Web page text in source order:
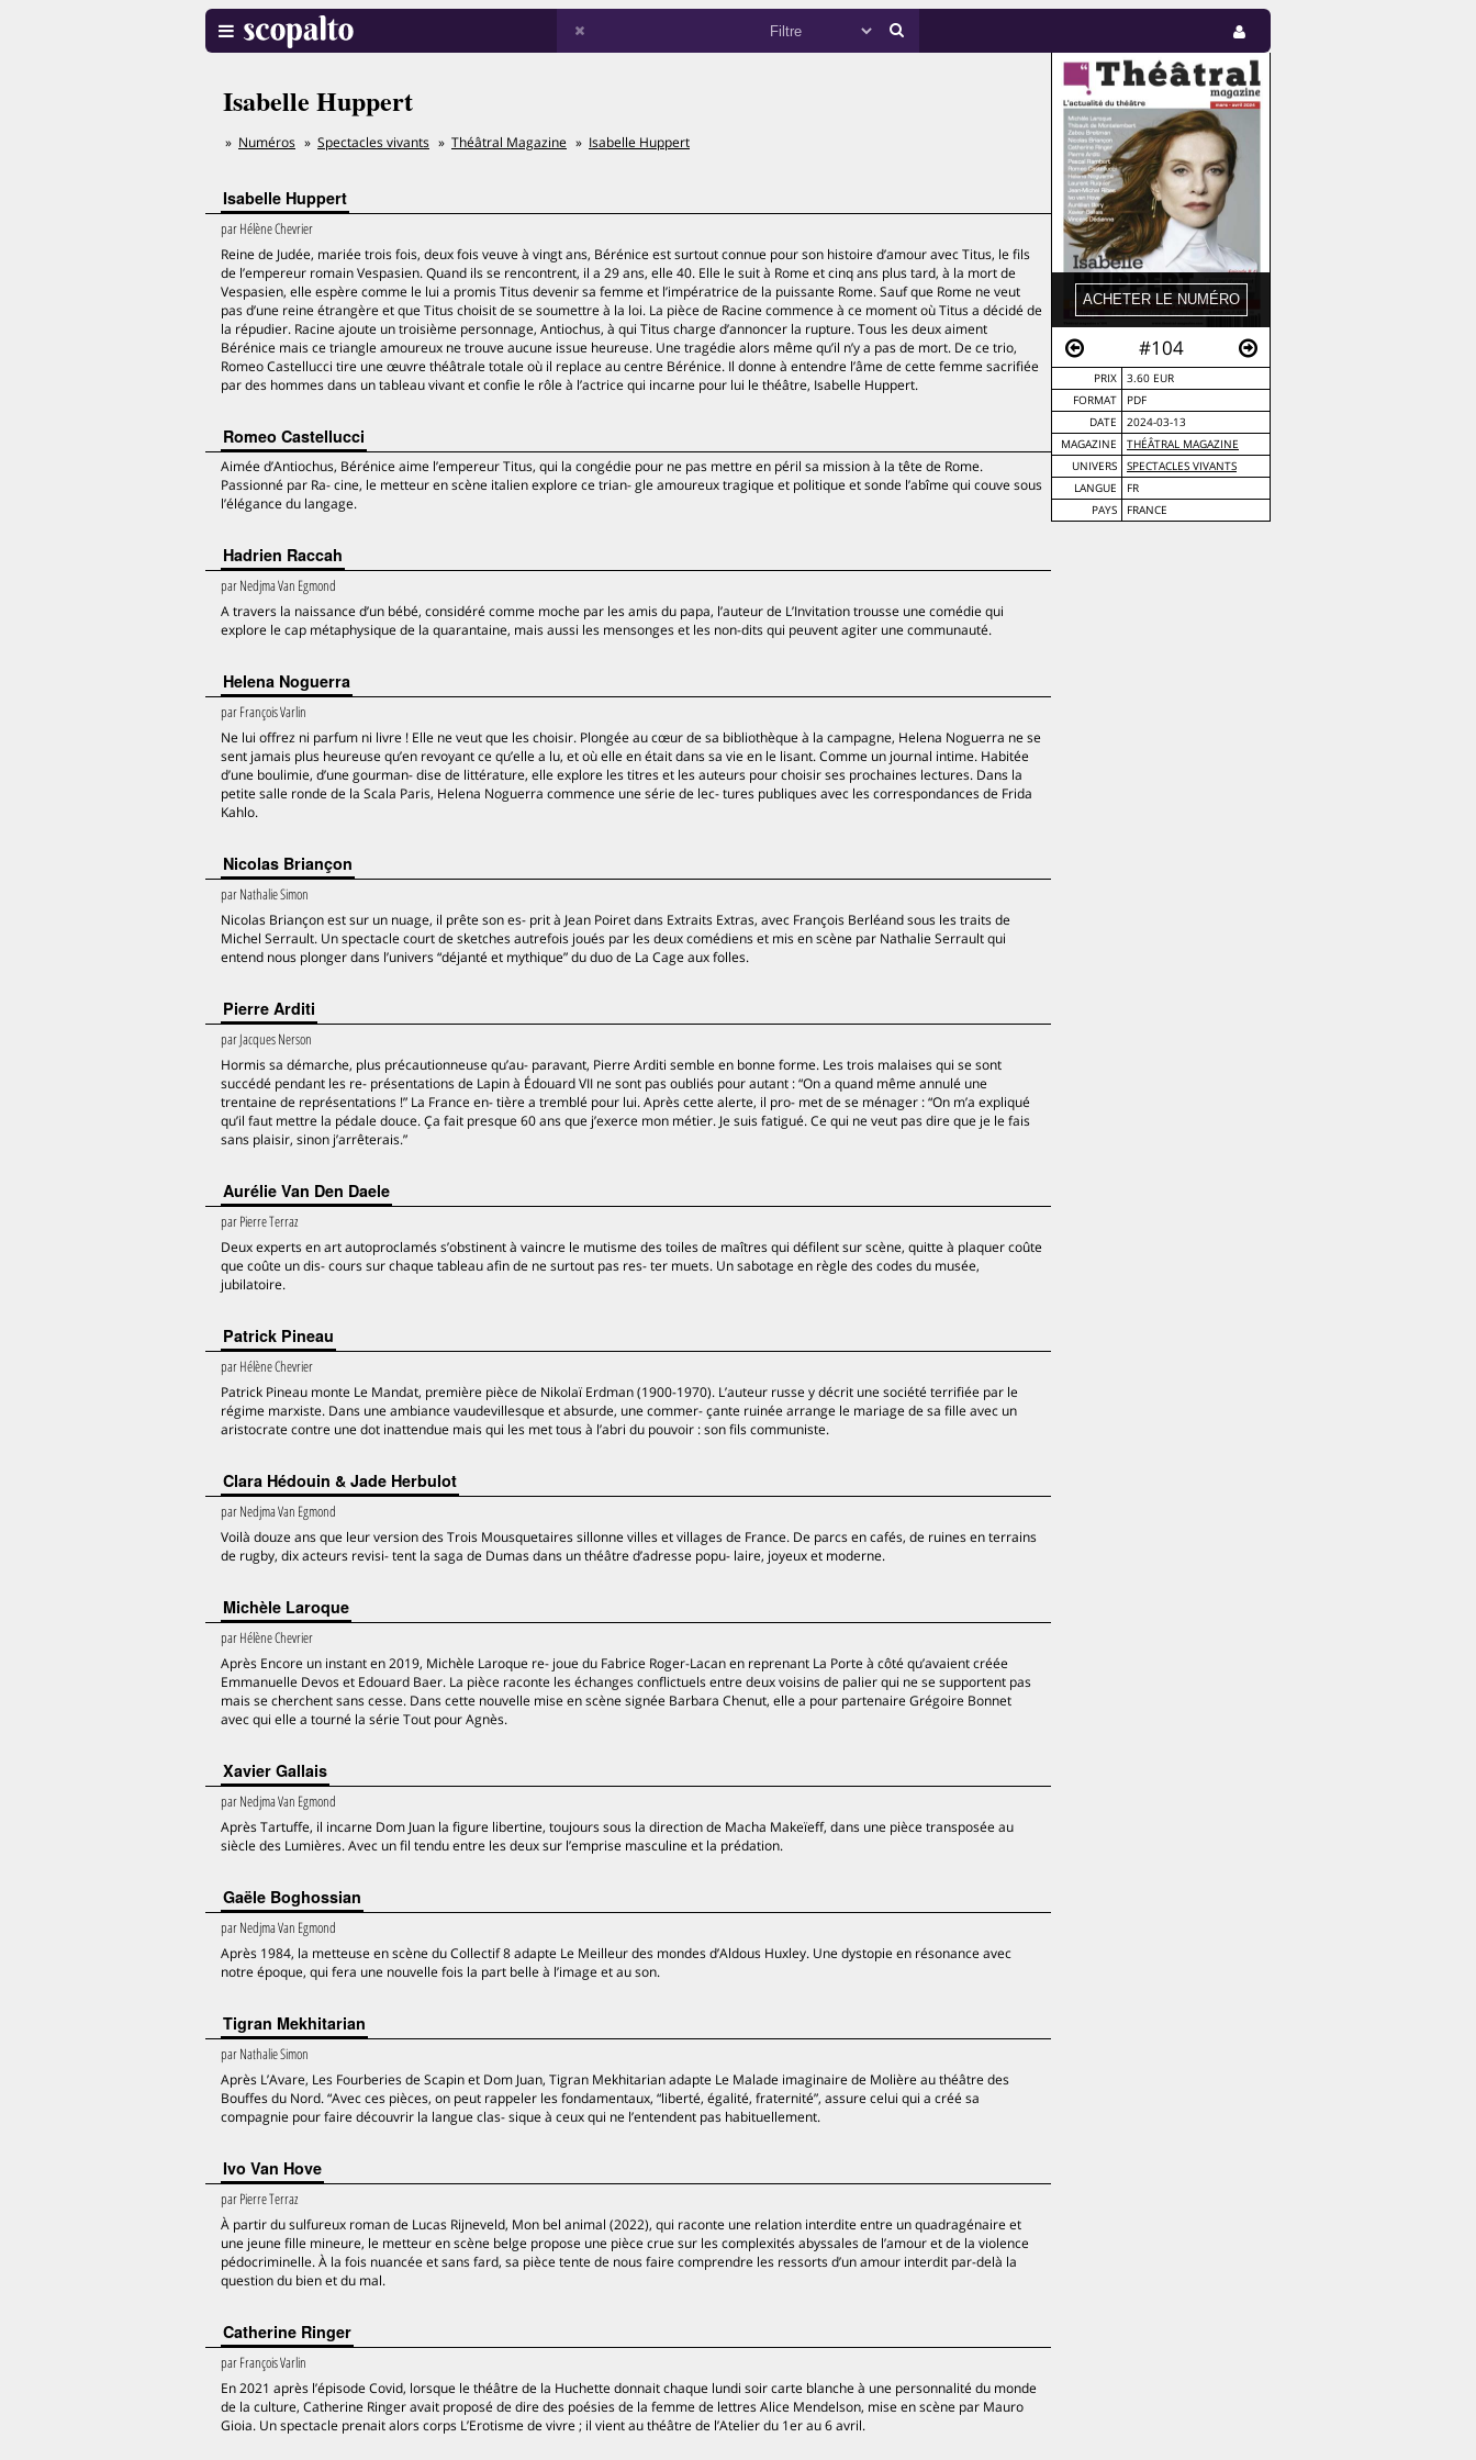
#104
PRIX
3.60 EUR
FORMAT
PDF
DATE
2024-03-13
MAGAZINE
THÉÂTRAL MAGAZINE
UNIVERS
SPECTACLES VIVANTS
LANGUE
FR
PAYS
FRANCE
Isabelle Huppert
Numéros Spectacles vivants Théâtral Magazine Isabelle Huppert
Isabelle Huppert
parHélène Chevrier
Reine de Judée, mariée trois fois, deux fois veuve à vingt ans, Bérénice est surtout connue pour son histoire d’amour avec Titus, le fils
de l’empereur romain Vespasien. Quand ils se rencontrent, il a 29 ans, elle 40. Elle le suit à Rome et cinq ans plus tard, à la mort de
Vespasien, elle espère comme le lui a promis Titus devenir sa femme et l’impératrice de la puissante Rome. Sauf que Rome ne veut
pas d’une reine étrangère et que Titus choisit de se soumettre à la loi. La pièce de Racine commence à ce moment où Titus a décidé de
la répudier. Racine ajoute un troisième personnage, Antiochus, à qui Titus charge d’annoncer la rupture. Tous les deux aiment
Bérénice mais ce triangle amoureux ne trouve aucune issue heureuse. Une tragédie alors même qu’il n’y a pas de mort. De ce trio,
Romeo Castellucci tire une œuvre théâtrale totale où il replace au centre Bérénice. Il donne à entendre l’âme de cette femme sacrifiée
par des hommes dans un tableau vivant et confie le rôle à l’actrice qui incarne pour lui le théâtre, Isabelle Huppert.
Romeo Castellucci
Aimée d’Antiochus, Bérénice aime l’empereur Titus, qui la congédie pour ne pas mettre en péril sa mission à la tête de Rome.
Passionné par Ra- cine, le metteur en scène italien explore ce trian- gle amoureux tragique et politique et sonde l’abîme qui couve sous
l’élégance du langage.
Hadrien Raccah
parNedjma Van Egmond
A travers la naissance d’un bébé, considéré comme moche par les amis du papa, l’auteur de L’Invitation trousse une comédie qui
explore le cap métaphysique de la quarantaine, mais aussi les mensonges et les non-dits qui peuvent agiter une communauté.
Helena Noguerra
parFrançois Varlin
Ne lui offrez ni parfum ni livre ! Elle ne veut que les choisir. Plongée au cœur de sa bibliothèque à la campagne, Helena Noguerra ne se
sent jamais plus heureuse qu’en revoyant ce qu’elle a lu, et où elle en était dans sa vie en le lisant. Comme un journal intime. Habitée
d’une boulimie, d’une gourman- dise de littérature, elle explore les titres et les auteurs pour choisir ses prochaines lectures. Dans la
petite salle ronde de la Scala Paris, Helena Noguerra commence une série de lec- tures publiques avec les correspondances de Frida
Kahlo.
Nicolas Briançon
parNathalie Simon
Nicolas Briançon est sur un nuage, il prête son es- prit à Jean Poiret dans Extraits Extras, avec François Berléand sous les traits de
Michel Serrault. Un spectacle court de sketches autrefois joués par les deux comédiens et mis en scène par Nathalie Serrault qui
entend nous plonger dans l’univers “déjanté et mythique” du duo de La Cage aux folles.
Pierre Arditi
parJacques Nerson
Hormis sa démarche, plus précautionneuse qu’au- paravant, Pierre Arditi semble en bonne forme. Les trois malaises qui se sont
succédé pendant les re- présentations de Lapin à Édouard VII ne sont pas oubliés pour autant : “On a quand même annulé une
trentaine de représentations !” La France en- tière a tremblé pour lui. Après cette alerte, il pro- met de se ménager : “On m’a expliqué
qu’il faut mettre la pédale douce. Ça fait presque 60 ans que j’exerce mon métier. Je suis fatigué. Ce qui ne veut pas dire que je le fais
sans plaisir, sinon j’arrêterais.”
Aurélie Van Den Daele
parPierre Terraz
Deux experts en art autoproclamés s’obstinent à vaincre le mutisme des toiles de maîtres qui défilent sur scène, quitte à plaquer coûte
que coûte un dis- cours sur chaque tableau afin de ne surtout pas res- ter muets. Un sabotage en règle des codes du musée,
jubilatoire.
Patrick Pineau
parHélène Chevrier
Patrick Pineau monte Le Mandat, première pièce de Nikolaï Erdman (1900-1970). L’auteur russe y décrit une société terrifiée par le
régime marxiste. Dans une ambiance vaudevillesque et absurde, une commer- çante ruinée arrange le mariage de sa fille avec un
aristocrate contre une dot inattendue mais qui les met tous à l’abri du pouvoir : son fils communiste.
Clara Hédouin & Jade Herbulot
parNedjma Van Egmond
Voilà douze ans que leur version des Trois Mousquetaires sillonne villes et villages de France. De parcs en cafés, de ruines en terrains
de rugby, dix acteurs revisi- tent la saga de Dumas dans un théâtre d’adresse popu- laire, joyeux et moderne.
Michèle Laroque
parHélène Chevrier
Après Encore un instant en 2019, Michèle Laroque re- joue du Fabrice Roger-Lacan en reprenant La Porte à côté qu’avaient créée
Emmanuelle Devos et Edouard Baer. La pièce raconte les échanges conflictuels entre deux voisins de palier qui ne se supportent pas
mais se cherchent sans cesse. Dans cette nouvelle mise en scène signée Barbara Chenut, elle a pour partenaire Grégoire Bonnet
avec qui elle a tourné la série Tout pour Agnès.
Xavier Gallais
parNedjma Van Egmond
Après Tartuffe, il incarne Dom Juan la figure libertine, toujours sous la direction de Macha Makeïeff, dans une pièce transposée au
siècle des Lumières. Avec un fil tendu entre les deux sur l’emprise masculine et la prédation.
Gaële Boghossian
parNedjma Van Egmond
Après 1984, la metteuse en scène du Collectif 8 adapte Le Meilleur des mondes d’Aldous Huxley. Une dystopie en résonance avec
notre époque, qui fera une nouvelle fois la part belle à l’image et au son.
Tigran Mekhitarian
parNathalie Simon
Après L’Avare, Les Fourberies de Scapin et Dom Juan, Tigran Mekhitarian adapte Le Malade imaginaire de Molière au théâtre des
Bouffes du Nord. “Avec ces pièces, on peut rappeler les fondamentaux, “liberté, égalité, fraternité”, assure celui qui a créé sa
compagnie pour faire découvrir la langue clas- sique à ceux qui ne l’entendent pas habituellement.
Ivo Van Hove
parPierre Terraz
À partir du sulfureux roman de Lucas Rijneveld, Mon bel animal (2022), qui raconte une relation interdite entre un quadragénaire et
une jeune fille mineure, le metteur en scène belge propose une pièce crue sur les complexités abyssales de l’amour et de la violence
pédocriminelle. À la fois nuancée et sans fard, sa pièce tente de nous faire comprendre les ressorts d’un amour interdit par-delà la
question du bien et du mal.
Catherine Ringer
parFrançois Varlin
En 2021 après l’épisode Covid, lorsque le théâtre de la Huchette donnait chaque lundi soir carte blanche à une personnalité du monde
de la culture, Catherine Ringer avait proposé de dire des poésies de la femme de lettres Alice Mendelson, mise en scène par Mauro
Gioia. Un spectacle prenait alors corps L’Erotisme de vivre ; il vient au théâtre de l’Atelier du 1er au 6 avril.